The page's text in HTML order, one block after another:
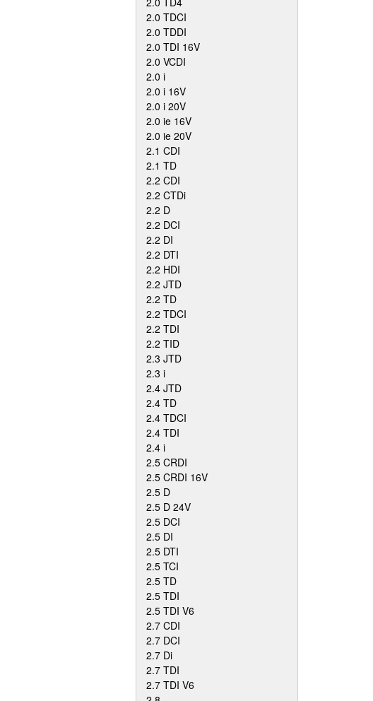
2.0 TDCI
2.0 TDDI
2.0 TDI 16V
2.0 VCDI
2.0 i
2.0 i 16V
2.0 i 20V
2.0 ie 16V
2.0 ie 20V
2.1 CDI
2.1 TD
2.2 CDI
2.2 CTDi
2.2 D
2.2 DCI
2.2 DI
2.2 DTI
2.2 HDI
2.2 JTD
2.2 TD
2.2 TDCI
2.2 TDI
2.2 TID
2.3 JTD
2.3 i
2.4 JTD
2.4 TD
2.4 TDCI
2.4 TDI
2.4 i
2.5 CRDI
2.5 CRDI 16V
2.5 D
2.5 D 24V
2.5 DCI
2.5 DI
2.5 DTI
2.5 TCI
2.5 TD
2.5 TDI
2.5 TDI V6
2.7 CDI
2.7 DCI
2.7 Di
2.7 TDI
2.7 TDI V6